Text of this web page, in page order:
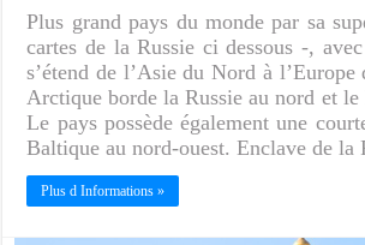
Plus grand pays du monde par sa
cartes de la Russie ci dessous -,
s’étend de l’Asie du Nord à l’Europe
Arctique borde la Russie au nord et le
Le pays possède également une
Baltique au nord-ouest. Enclave de
Plus d Informations »